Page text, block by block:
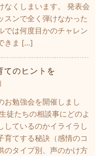
なくしまいます。 発表会
スンで全く弾けなかった
では何度目かのチャレン
きま […]
てのヒントを
お勉強会を開催しまし
徒たちの相談事にどのよ
しているのかイライラし
育てする秘訣（感情のコ
のタイプ別、声のかけ方